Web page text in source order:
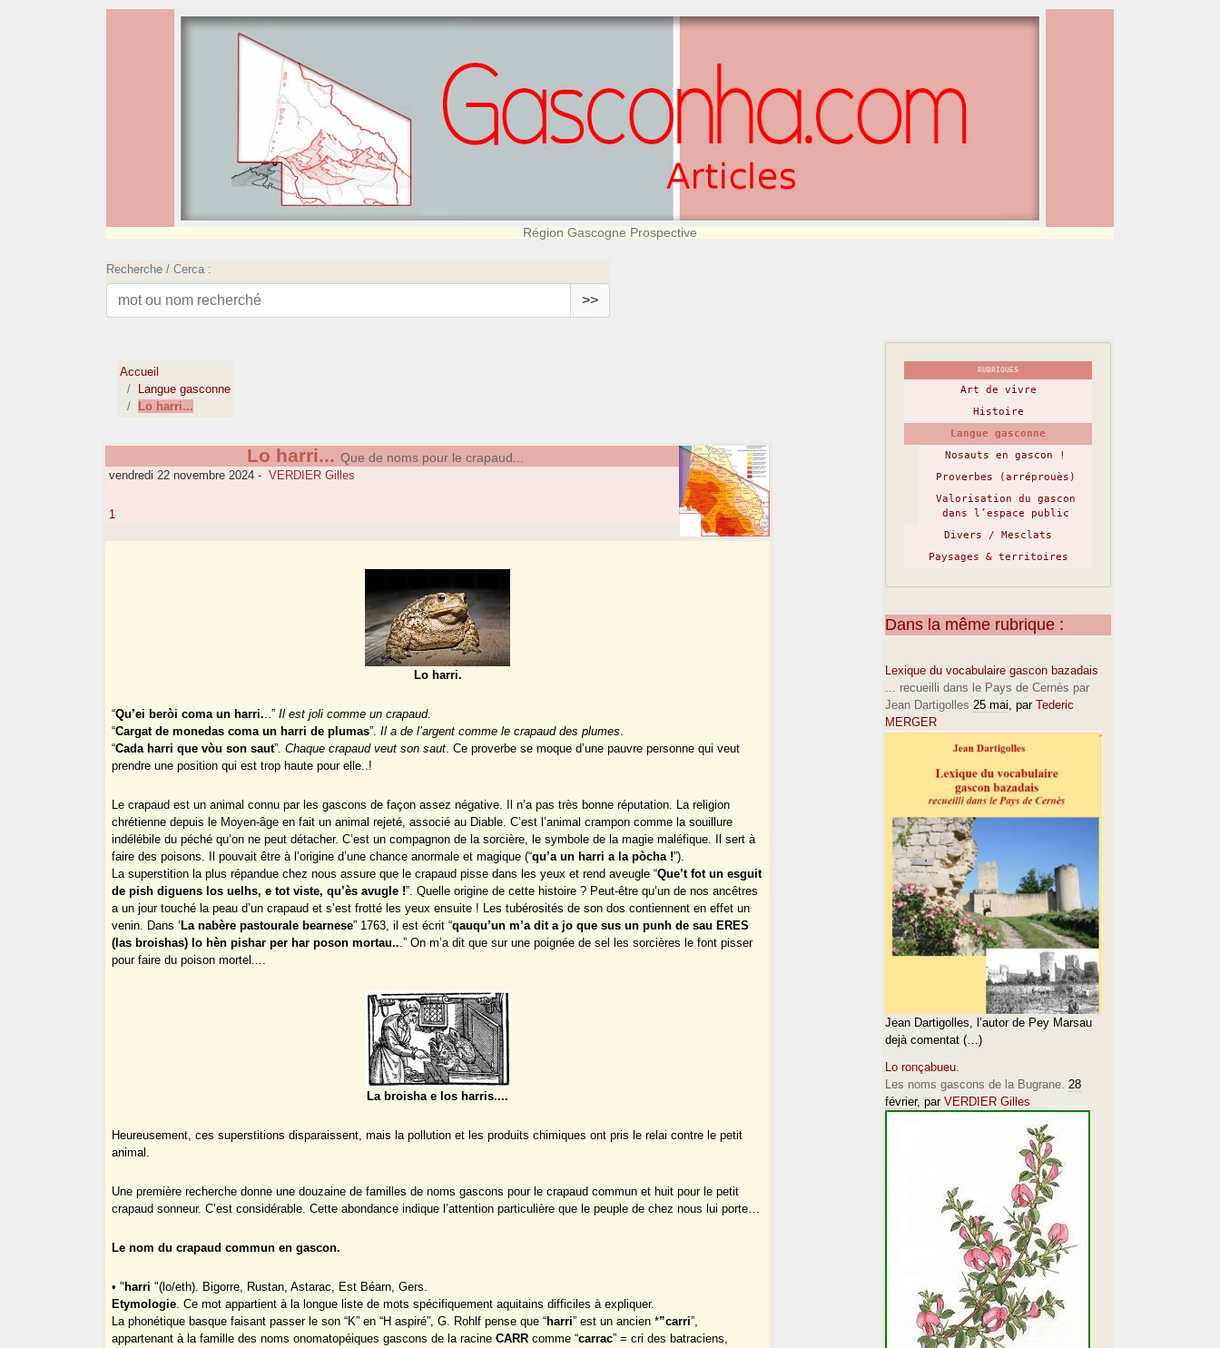
Région Gascogne Prospective
Recherche / Cerca :
>>
Accueil
Langue gasconne
Lo harri...
Lo harri... Que de noms pour le crapaud...
vendredi 22 novembre 2024 - VERDIER Gilles
1
Lo harri.
“Qu’ei beròi coma un harri...”Il est joli comme un crapaud.
“Cargat de monedas coma un harri de plumas”.Il a de l’argent comme le crapaud des plumes.
“Cada harri que vòu son saut”.Chaque crapaud veut son saut. Ce proverbe se moque d’une pauvre personne qui veut
prendre une position qui est trop haute pour elle..!
Le crapaud est un animal connu par les gascons de façon assez négative. Il n’a pas très bonne réputation. La religion
chrétienne depuis le Moyen-âge en fait un animal rejeté, associé au Diable. C’est l’animal crampon comme la souillure
indélébile du péché qu’on ne peut détacher. C’est un compagnon de la sorcière, le symbole de la magie maléfique. Il sert à
faire des poisons. Il pouvait être à l’origine d’une chance anormale et magique (“qu’a un harri a la pòcha !”).
La superstition la plus répandue chez nous assure que le crapaud pisse dans les yeux et rend aveugle “Que’t fot un esguit
de pish diguens los uelhs, e tot viste, qu’ès avugle !”. Quelle origine de cette histoire ? Peut-être qu’un de nos ancêtres
a un jour touché la peau d’un crapaud et s’est frotté les yeux ensuite ! Les tubérosités de son dos contiennent en effet un
venin. Dans ‘ La nabère pastourale bearnese” 1763, il est écrit “qauqu’un m’a dit a jo que sus un punh de sau ERES
(las broishas) lo hèn pishar per har poson mortau...” On m’a dit que sur une poignée de sel les sorcières le font pisser
pour faire du poison mortel....
La broisha e los harris....
Heureusement, ces superstitions disparaissent, mais la pollution et les produits chimiques ont pris le relai contre le petit
animal.
Une première recherche donne une douzaine de familles de noms gascons pour le crapaud commun et huit pour le petit
crapaud sonneur. C’est considérable. Cette abondance indique l’attention particulière que le peuple de chez nous lui porte…
Le nom du crapaud commun en gascon.
• " harri "(lo/eth). Bigorre, Rustan, Astarac, Est Béarn, Gers.
Etymologie. Ce mot appartient à la longue liste de mots spécifiquement aquitains difficiles à expliquer.
La phonétique basque faisant passer le son “K” en “H aspiré”, G. Rohlf pense que “harri” est un ancien *”carri”,
appartenant à la famille des noms onomatopéiques gascons de la racineCARRcomme “carrac” = cri des batraciens,
RUBRIQUES
Art de vivre
Histoire
Langue gasconne
Nosauts en gascon !
Proverbes (arréprouès)
Valorisation du gascon
dans l’espace public
Divers / Mesclats
Paysages & territoires
Dans la même rubrique :
Lexique du vocabulaire gascon bazadais
... recueilli dans le Pays de Cernès par
Jean Dartigolles 25 mai, par Tederic
MERGER
Jean Dartigolles, l’autor de Pey Marsau
dejà comentat (…)
Lo ronçabueu.
Les noms gascons de la Bugrane. 28
février, par VERDIER Gilles